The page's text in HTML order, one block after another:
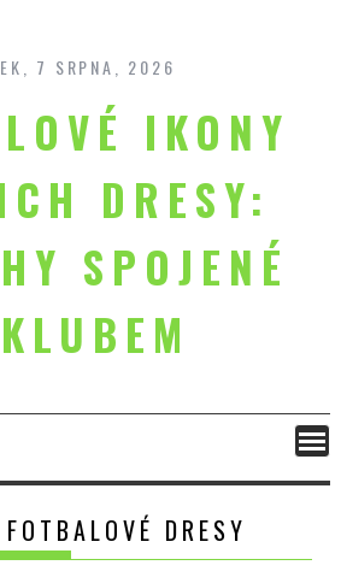
content
7 SRPNA, 2026
IKONY
DRESY:
SPOJENÉ
FOTBALOVÉ DRESY